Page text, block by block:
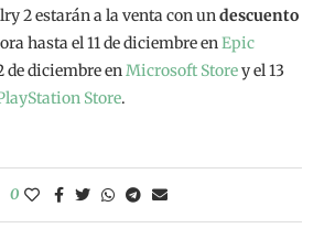
2 estarán a la venta con undescuento
hasta el 11 de diciembre enEpic
de diciembre enMicrosoft Storey el 13
Store.
0